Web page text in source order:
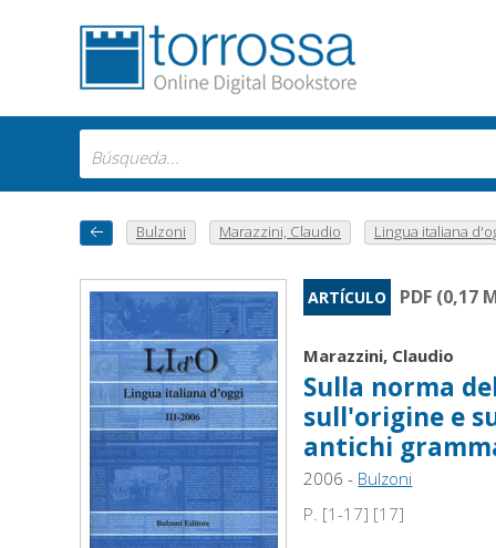
Bulzoni Marazzini, Claudio Lingua italiana
ARTÍCULO PDF (0,17
Marazzini, Claudio
Sulla norma
sull'origine e
antichi
2006 - Bulzoni
P. [1-17] [17]